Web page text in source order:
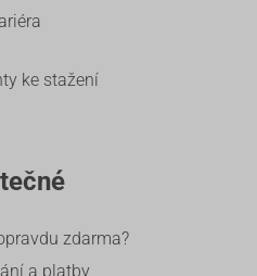
ke stažení
zdarma?
a platby